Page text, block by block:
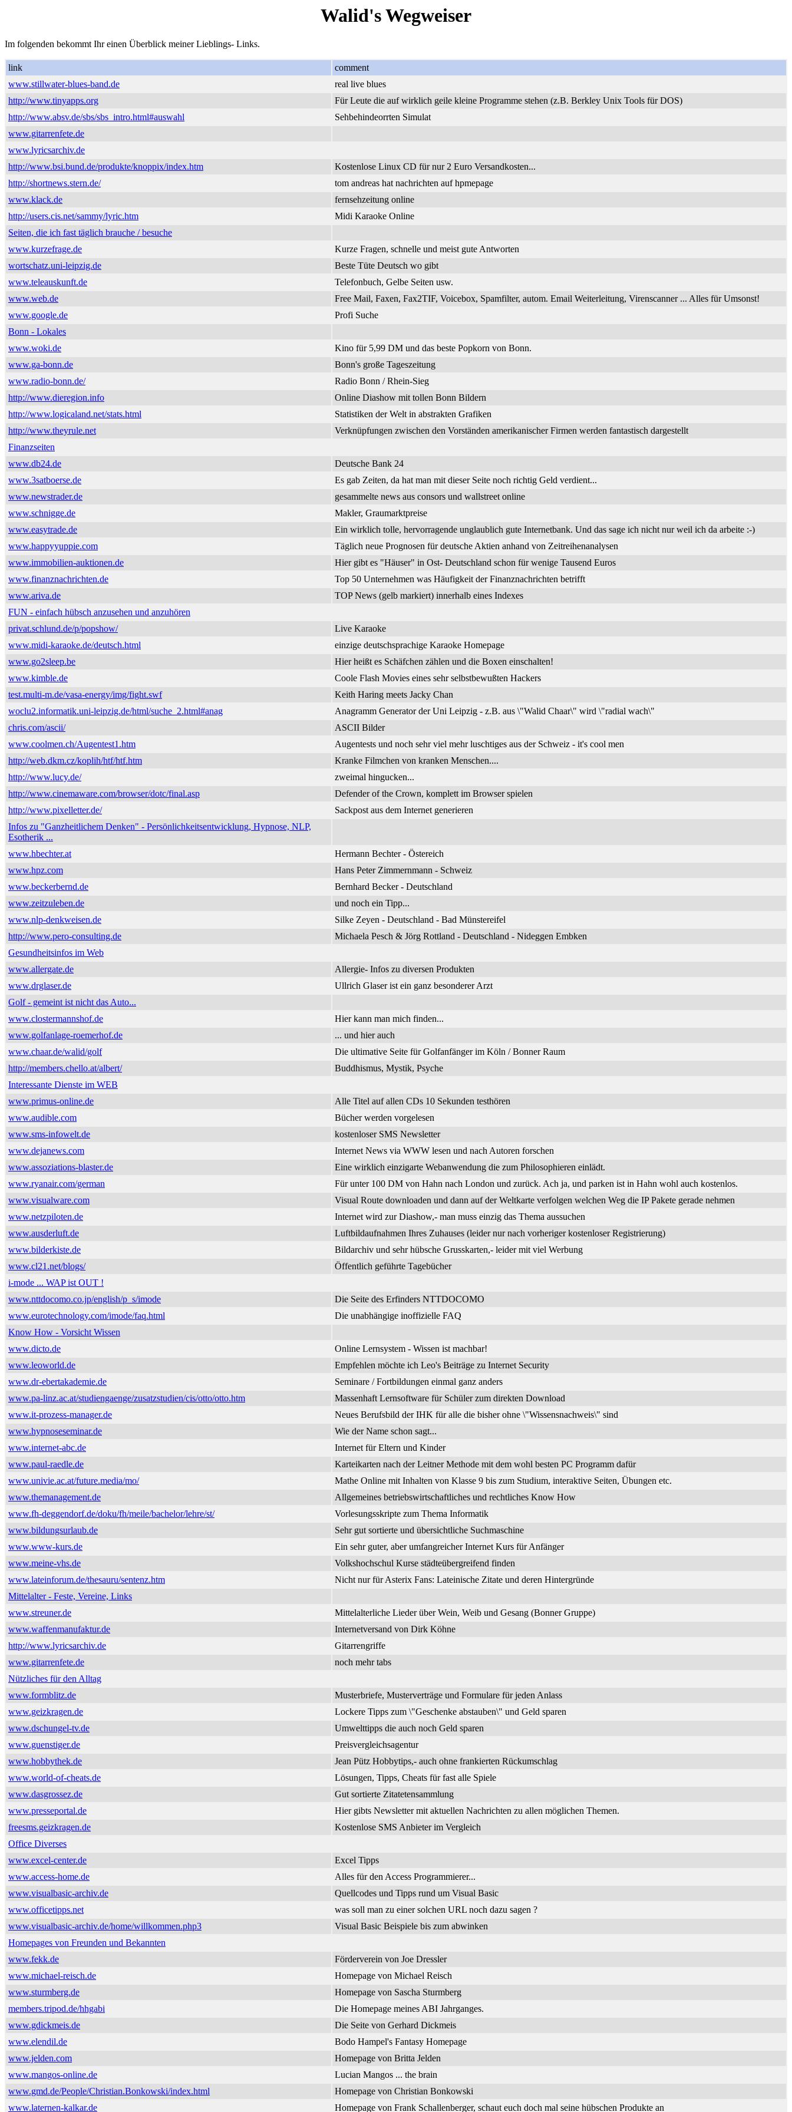
Walid's Wegweiser
Im folgenden bekommt Ihr einen Überblick meiner Lieblings- Links.
link
comment
www.stillwater-blues-band.de
real live blues
http://www.tinyapps.org
Für Leute die auf wirklich geile kleine Programme stehen (z.B. Berkley Unix Tools für DOS)
http://www.absv.de/sbs/sbs_intro.html#auswahl
Sehbehindeorrten Simulat
www.gitarrenfete.de
www.lyricsarchiv.de
http://www.bsi.bund.de/produkte/knoppix/index.htm
Kostenlose Linux CD für nur 2 Euro Versandkosten...
http://shortnews.stern.de/
tom andreas hat nachrichten auf hpmepage
www.klack.de
fernsehzeitung online
http://users.cis.net/sammy/lyric.htm
Midi Karaoke Online
Seiten, die ich fast täglich brauche / besuche
www.kurzefrage.de
Kurze Fragen, schnelle und meist gute Antworten
wortschatz.uni-leipzig.de
Beste Tüte Deutsch wo gibt
www.teleauskunft.de
Telefonbuch, Gelbe Seiten usw.
www.web.de
Free Mail, Faxen, Fax2TIF, Voicebox, Spamfilter, autom. Email Weiterleitung, Virenscanner ... Alles für Umsonst!
www.google.de
Profi Suche
Bonn - Lokales
www.woki.de
Kino für 5,99 DM und das beste Popkorn von Bonn.
www.ga-bonn.de
Bonn's große Tageszeitung
www.radio-bonn.de/
Radio Bonn / Rhein-Sieg
http://www.dieregion.info
Online Diashow mit tollen Bonn Bildern
http://www.logicaland.net/stats.html
Statistiken der Welt in abstrakten Grafiken
http://www.theyrule.net
Verknüpfungen zwischen den Vorständen amerikanischer Firmen werden fantastisch dargestellt
Finanzseiten
www.db24.de
Deutsche Bank 24
www.3satboerse.de
Es gab Zeiten, da hat man mit dieser Seite noch richtig Geld verdient...
www.newstrader.de
gesammelte news aus consors und wallstreet online
www.schnigge.de
Makler, Graumarktpreise
www.easytrade.de
Ein wirklich tolle, hervorragende unglaublich gute Internetbank. Und das sage ich nicht nur weil ich da arbeite :-)
www.happyyuppie.com
Täglich neue Prognosen für deutsche Aktien anhand von Zeitreihenanalysen
www.immobilien-auktionen.de
Hier gibt es "Häuser" in Ost- Deutschland schon für wenige Tausend Euros
www.finanznachrichten.de
Top 50 Unternehmen was Häufigkeit der Finanznachrichten betrifft
www.ariva.de
TOP News (gelb markiert) innerhalb eines Indexes
FUN - einfach hübsch anzusehen und anzuhören
privat.schlund.de/p/popshow/
Live Karaoke
www.midi-karaoke.de/deutsch.html
einzige deutschsprachige Karaoke Homepage
www.go2sleep.be
Hier heißt es Schäfchen zählen und die Boxen einschalten!
www.kimble.de
Coole Flash Movies eines sehr selbstbewußten Hackers
test.multi-m.de/vasa-energy/img/fight.swf
Keith Haring meets Jacky Chan
woclu2.informatik.uni-leipzig.de/html/suche_2.html#anag
Anagramm Generator der Uni Leipzig - z.B. aus \"Walid Chaar\" wird \"radial wach\"
chris.com/ascii/
ASCII Bilder
www.coolmen.ch/Augentest1.htm
Augentests und noch sehr viel mehr luschtiges aus der Schweiz - it's cool men
http://web.dkm.cz/koplih/htf/htf.htm
Kranke Filmchen von kranken Menschen....
http://www.lucy.de/
zweimal hingucken...
http://www.cinemaware.com/browser/dotc/final.asp
Defender of the Crown, komplett im Browser spielen
http://www.pixelletter.de/
Sackpost aus dem Internet generieren
Infos zu "Ganzheitlichem Denken" - Persönlichkeitsentwicklung, Hypnose, NLP,
Esotherik ...
www.hbechter.at
Hermann Bechter - Östereich
www.hpz.com
Hans Peter Zimmernmann - Schweiz
www.beckerbernd.de
Bernhard Becker - Deutschland
www.zeitzuleben.de
und noch ein Tipp...
www.nlp-denkweisen.de
Silke Zeyen - Deutschland - Bad Münstereifel
http://www.pero-consulting.de
Michaela Pesch & Jörg Rottland - Deutschland - Nideggen Embken
Gesundheitsinfos im Web
www.allergate.de
Allergie- Infos zu diversen Produkten
www.drglaser.de
Ullrich Glaser ist ein ganz besonderer Arzt
Golf - gemeint ist nicht das Auto...
www.clostermannshof.de
Hier kann man mich finden...
www.golfanlage-roemerhof.de
... und hier auch
www.chaar.de/walid/golf
Die ultimative Seite für Golfanfänger im Köln / Bonner Raum
http://members.chello.at/albert/
Buddhismus, Mystik, Psyche
Interessante Dienste im WEB
www.primus-online.de
Alle Titel auf allen CDs 10 Sekunden testhören
www.audible.com
Bücher werden vorgelesen
www.sms-infowelt.de
kostenloser SMS Newsletter
www.dejanews.com
Internet News via WWW lesen und nach Autoren forschen
www.assoziations-blaster.de
Eine wirklich einzigarte Webanwendung die zum Philosophieren einlädt.
www.ryanair.com/german
Für unter 100 DM von Hahn nach London und zurück. Ach ja, und parken ist in Hahn wohl auch kostenlos.
www.visualware.com
Visual Route downloaden und dann auf der Weltkarte verfolgen welchen Weg die IP Pakete gerade nehmen
www.netzpiloten.de
Internet wird zur Diashow,- man muss einzig das Thema aussuchen
www.ausderluft.de
Luftbildaufnahmen Ihres Zuhauses (leider nur nach vorheriger kostenloser Registrierung)
www.bilderkiste.de
Bildarchiv und sehr hübsche Grusskarten,- leider mit viel Werbung
www.cl21.net/blogs/
Öffentlich geführte Tagebücher
i-mode ... WAP ist OUT !
www.nttdocomo.co.jp/english/p_s/imode
Die Seite des Erfinders NTTDOCOMO
www.eurotechnology.com/imode/faq.html
Die unabhängige inoffizielle FAQ
Know How - Vorsicht Wissen
www.dicto.de
Online Lernsystem - Wissen ist machbar!
www.leoworld.de
Empfehlen möchte ich Leo's Beiträge zu Internet Security
www.dr-ebertakademie.de
Seminare / Fortbildungen einmal ganz anders
www.pa-linz.ac.at/studiengaenge/zusatzstudien/cis/otto/otto.htm
Massenhaft Lernsoftware für Schüler zum direkten Download
www.it-prozess-manager.de
Neues Berufsbild der IHK für alle die bisher ohne \"Wissensnachweis\" sind
www.hypnoseseminar.de
Wie der Name schon sagt...
www.internet-abc.de
Internet für Eltern und Kinder
www.paul-raedle.de
Karteikarten nach der Leitner Methode mit dem wohl besten PC Programm dafür
www.univie.ac.at/future.media/mo/
Mathe Online mit Inhalten von Klasse 9 bis zum Studium, interaktive Seiten, Übungen etc.
www.themanagement.de
Allgemeines betriebswirtschaftliches und rechtliches Know How
www.fh-deggendorf.de/doku/fh/meile/bachelor/lehre/st/
Vorlesungsskripte zum Thema Informatik
www.bildungsurlaub.de
Sehr gut sortierte und übersichtliche Suchmaschine
www.www-kurs.de
Ein sehr guter, aber umfangreicher Internet Kurs für Anfänger
www.meine-vhs.de
Volkshochschul Kurse städteübergreifend finden
www.lateinforum.de/thesauru/sentenz.htm
Nicht nur für Asterix Fans: Lateinische Zitate und deren Hintergründe
Mittelalter - Feste, Vereine, Links
www.streuner.de
Mittelalterliche Lieder über Wein, Weib und Gesang (Bonner Gruppe)
www.waffenmanufaktur.de
Internetversand von Dirk Köhne
http://www.lyricsarchiv.de
Gitarrengriffe
www.gitarrenfete.de
noch mehr tabs
Nützliches für den Alltag
www.formblitz.de
Musterbriefe, Musterverträge und Formulare für jeden Anlass
www.geizkragen.de
Lockere Tipps zum \"Geschenke abstauben\" und Geld sparen
www.dschungel-tv.de
Umwelttipps die auch noch Geld sparen
www.guenstiger.de
Preisvergleichsagentur
www.hobbythek.de
Jean Pütz Hobbytips,- auch ohne frankierten Rückumschlag
www.world-of-cheats.de
Lösungen, Tipps, Cheats für fast alle Spiele
www.dasgrossez.de
Gut sortierte Zitatetensammlung
www.presseportal.de
Hier gibts Newsletter mit aktuellen Nachrichten zu allen möglichen Themen.
freesms.geizkragen.de
Kostenlose SMS Anbieter im Vergleich
Office Diverses
www.excel-center.de
Excel Tipps
www.access-home.de
Alles für den Access Programmierer...
www.visualbasic-archiv.de
Quellcodes und Tipps rund um Visual Basic
www.officetipps.net
was soll man zu einer solchen URL noch dazu sagen ?
www.visualbasic-archiv.de/home/willkommen.php3
Visual Basic Beispiele bis zum abwinken
Homepages von Freunden und Bekannten
www.fekk.de
Förderverein von Joe Dressler
www.michael-reisch.de
Homepage von Michael Reisch
www.sturmberg.de
Homepage von Sascha Sturmberg
members.tripod.de/hhgabi
Die Homepage meines ABI Jahrganges.
www.gdickmeis.de
Die Seite von Gerhard Dickmeis
www.elendil.de
Bodo Hampel's Fantasy Homepage
www.jelden.com
Homepage von Britta Jelden
www.mangos-online.de
Lucian Mangos ... the brain
www.gmd.de/People/Christian.Bonkowski/index.html
Homepage von Christian Bonkowski
www.laternen-kalkar.de
Homepage von Frank Schallenberger, schaut euch doch mal seine hübschen Produkte an